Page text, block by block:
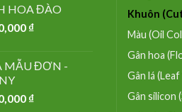
HOA ĐÀO
₫
MẪU ĐƠN -
₫
Khuôn
Màu (Oil
Gân hoa
Gân lá
Gân silicon